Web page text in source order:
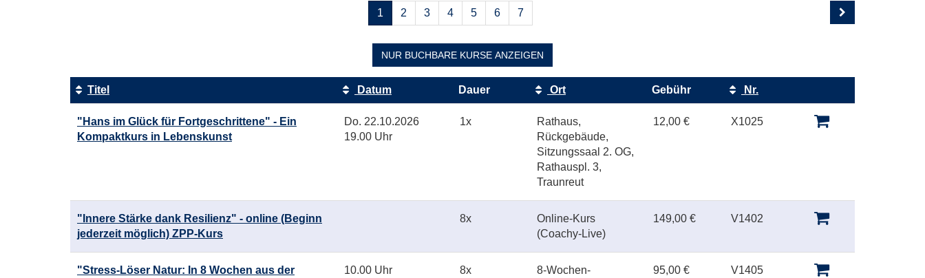
Seiten
blättern
1 2 3 4 5 6 7
NUR BUCHBARE KURSE ANZEIGEN
Tabellenüberschriften
können
Titel Datum Dauer Ort Gebühr
Nr.
Kursstatus
"Hans im Glück für Fortgeschrittene" - Ein
Kompaktkurs in Lebenskunst
Do. 22.10.2026
19.00 Uhr
1x
Rathaus,
Rückgebäude,
Sitzungssaal 2. OG,
Rathauspl. 3,
Traunreut
12,00 € X1025
"Innere Stärke dank Resilienz" - online (Beginn
jederzeit möglich) ZPP-Kurs
8x
Online-Kurs
(Coachy-Live)
149,00 € V1402
"Stress-Löser Natur: In 8 Wochen aus der
10.00 Uhr 8x
8-Wochen-
95,00 € V1405